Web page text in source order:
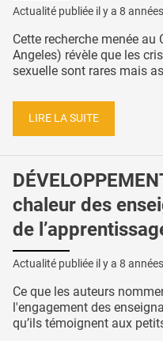
Actualité publiée il y a 8
Cette recherche menée
Angeles) révèle que les
sexuelle sont rares mais
LIRE LA SUITE
chaleur des
de
Actualité publiée il y a 8
Ce que les auteurs
l'engagement des
qu’ils témoignent aux